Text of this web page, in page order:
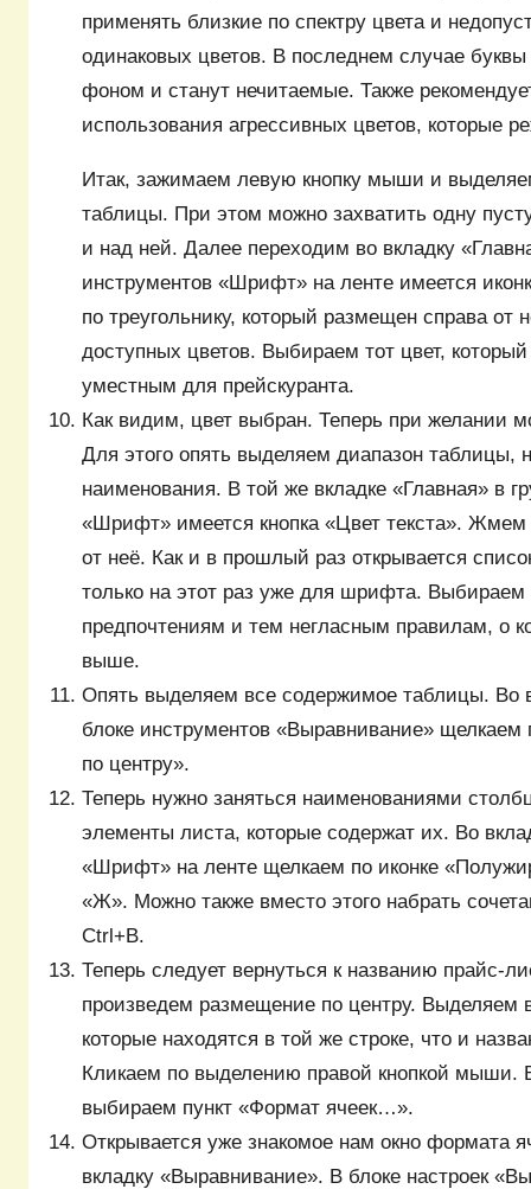
применять близкие по спектру цвета и
одинаковых цветов. В последнем случае
фоном и станут нечитаемые. Также
использования агрессивных цветов, которые
Итак, зажимаем левую кнопку мыши и
таблицы. При этом можно захватить одну
и над ней. Далее переходим во вкладку
инструментов «Шрифт» на ленте имеется
по треугольнику, который размещен справа от
доступных цветов. Выбираем тот цвет,
уместным для прейскуранта.
Как видим, цвет выбран. Теперь при желании
Для этого опять выделяем диапазон таблицы,
наименования. В той же вкладке «Главная» в
«Шрифт» имеется кнопка «Цвет текста». Жмем
от неё. Как и в прошлый раз открывается
только на этот раз уже для шрифта. Выбираем
предпочтениям и тем негласным правилам, о
выше.
Опять выделяем все содержимое таблицы. Во
блоке инструментов «Выравнивание» щелкаем
по центру».
Теперь нужно заняться наименованиями
элементы листа, которые содержат их. Во
«Шрифт» на ленте щелкаем по иконке
«Ж». Можно также вместо этого набрать
Ctrl+B.
Теперь следует вернуться к названию прайс-
произведем размещение по центру. Выделяем
которые находятся в той же строке, что и
Кликаем по выделению правой кнопкой мыши.
выбираем пункт «Формат ячеек…».
Открывается уже знакомое нам окно формата
вкладку «Выравнивание». В блоке настроек